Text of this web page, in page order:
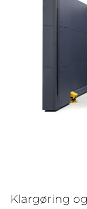
Klargøring